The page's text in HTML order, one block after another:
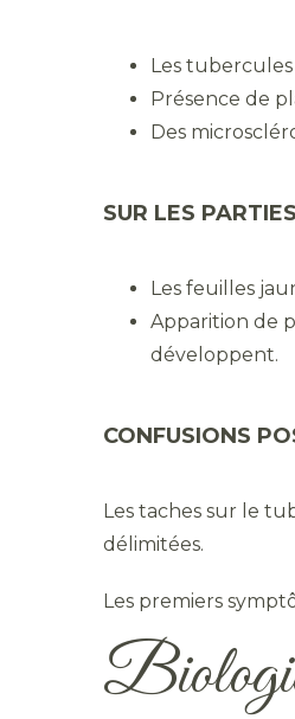
Les
Présence de
Des
SUR LES
Les feuilles
Apparition de
développent.
CONFUSIONS
Les taches sur le
délimitées.
Les premiers